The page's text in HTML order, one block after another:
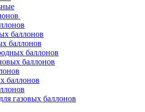
баллонов
баллонов
баллонов
баллонов
баллонов
газовых баллонов